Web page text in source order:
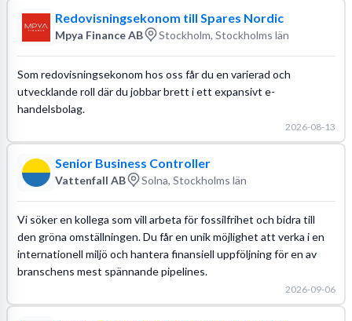
Redovisningsekonom till Spares Nordic
Mpya Finance AB Stockholm, Stockholms län
Som redovisningsekonom hos oss får du en varierad och
utvecklande roll där du jobbar brett i ett expansivt e-
handelsbolag.
2026-08-13
Senior Business Controller
Vattenfall AB Solna, Stockholms län
Vi söker en kollega som vill arbeta för fossilfrihet och bidra till
den gröna omställningen. Du får en unik möjlighet att verka i en
internationell miljö och hantera finansiell uppföljning för en av
branschens mest spännande pipelines.
2026-09-06